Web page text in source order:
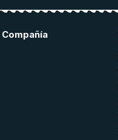
Compañía